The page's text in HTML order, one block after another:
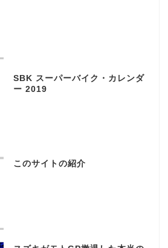
SBK スーパーバイク・カレンダ
ー 2019
このサイトの紹介